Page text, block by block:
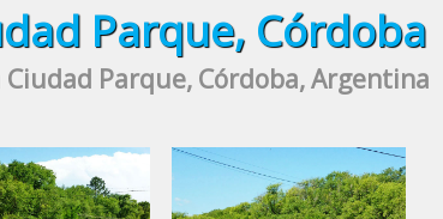
Parque, Córdoba
Parque, Córdoba, Argentina